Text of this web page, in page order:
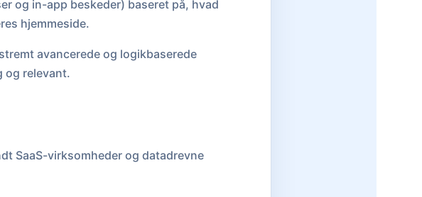
og in-app beskeder) baseret på, hvad
hjemmeside.
avancerede og logikbaserede
og relevant.
SaaS-virksomheder og datadrevne